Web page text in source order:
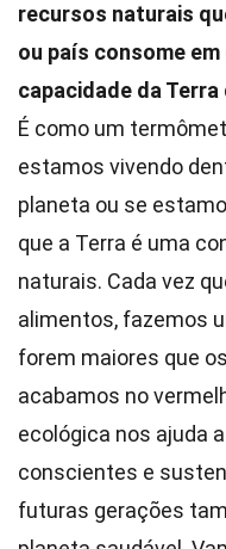
recursos naturais
ou país consome
capacidade da
É como um
estamos vivendo
planeta ou se
que a Terra é uma
naturais. Cada vez
alimentos, fazemos
forem maiores que
acabamos no
ecológica nos ajuda
conscientes e
futuras gerações